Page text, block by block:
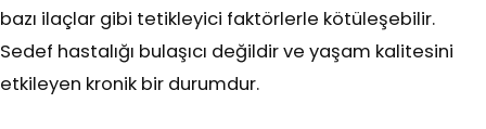
bazı ilaçlar gibi tetikleyici faktörlerle kötüleşebilir.
Sedef hastalığı bulaşıcı değildir ve yaşam kalitesini
etkileyen kronik bir durumdur.